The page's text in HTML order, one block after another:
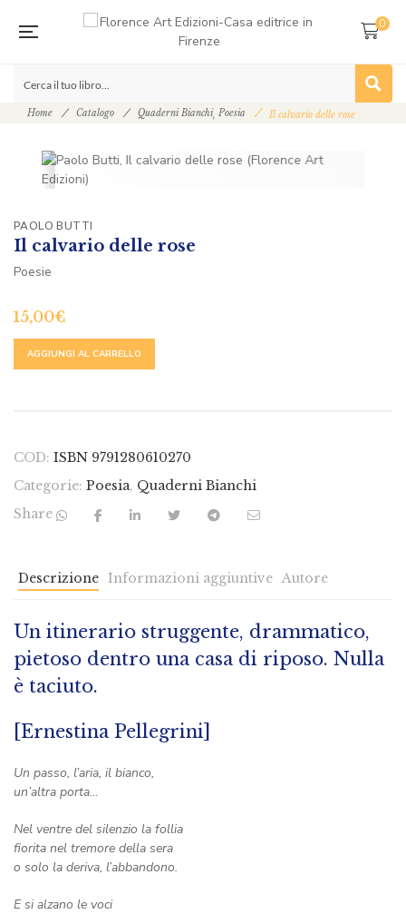
0
Home Catalogo Quaderni Bianchi, Poesia Il calvario delle rose
PAOLO BUTTI
Il calvario delle rose
Poesie
15,00€
AGGIUNGI AL CARRELLO
COD: ISBN 9791280610270
Categorie: Poesia, Quaderni Bianchi
Share
Descrizione Informazioni aggiuntive Autore
Un itinerario struggente, drammatico,
pietoso dentro una casa di riposo. Nulla
è taciuto.
[Ernestina Pellegrini]
Un passo, l’aria, il bianco,
un’altra porta…
Nel ventre del silenzio la follia
fiorita nel tremore della sera
o solo la deriva, l’abbandono.
E si alzano le voci